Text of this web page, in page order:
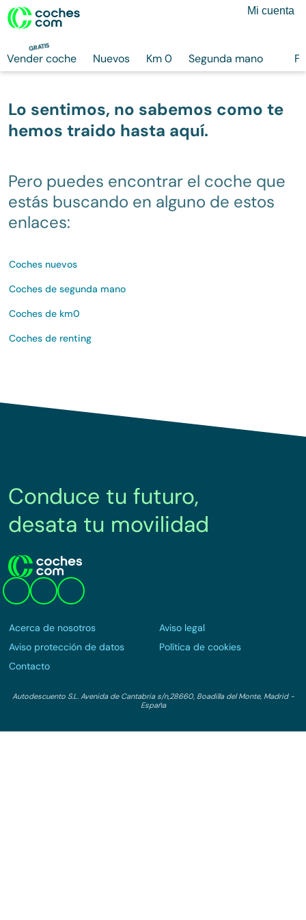
GRATIS
Vender coche Nuevos Km 0 Segunda mano
Mi cuenta
Lo sentimos, no sabemos como te
hemos traido hasta aquí.
Pero puedes encontrar el coche que
estás buscando en alguno de estos
enlaces:
Coches nuevos
Coches de segunda mano
Coches de km0
Coches de renting
Conduce tu futuro,
desata tu movilidad
Acerca de nosotros
Aviso legal
Aviso protección de datos
Política de cookies
Contacto
Autodescuento S.L. Avenida de Cantabria s/n,28660, Boadilla del Monte, Madrid -
España